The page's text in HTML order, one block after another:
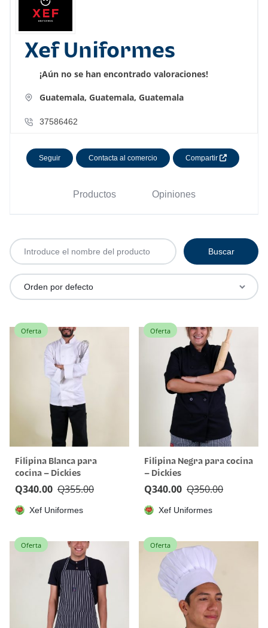
Xef Uniformes
Guatemala, Guatemala, Guatemala
37586462
¡Aún no se han encontrado valoraciones!
Compartir
Contacta al comercio
Seguir
Productos Opiniones
Oferta
Filipina Blanca para
cocina – Dickies
Q355.00
Q340.00
Xef Uniformes
Oferta
Filipina Negra para cocina
– Dickies
Q350.00
Q340.00
Xef Uniformes
Oferta Oferta